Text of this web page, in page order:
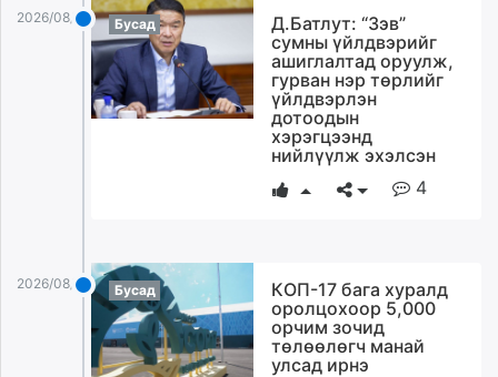
2026/08/04 Бусад
Д.Батлут: “Зэв”
сумны үйлдвэрийг
ашиглалтад оруулж,
гурван нэр төрлийг
үйлдвэрлэн
дотоодын
хэрэгцээнд
нийлүүлж эхэлсэн
4
2026/08/04 Бусад
КOП-17 бага хуралд
оролцохоор 5,000
орчим зочид
төлөөлөгч манай
улсад ирнэ